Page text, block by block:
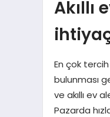
Akıllı
En çok
bulunması
ve akıllı ev
Pazarda